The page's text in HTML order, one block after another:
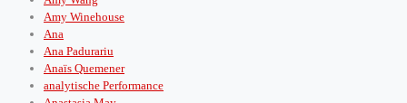
Amy Winehouse
Ana
Ana Padurariu
Anaïs Quemener
analytische Performance